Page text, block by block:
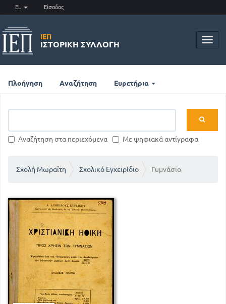
EL Είσοδος
ΙΕΠ
ΙΣΤΟΡΙΚΉ ΣΥΛΛΟΓΉ
Πλοήγηση Αναζήτηση Ευρετήρια
Αναζήτηση στα περιεχόμενα Με ψηφιακά αντίγραφα
Σχολή Μωραϊτη Σχολικό Εγχειρίδιο Γυμνάσιο